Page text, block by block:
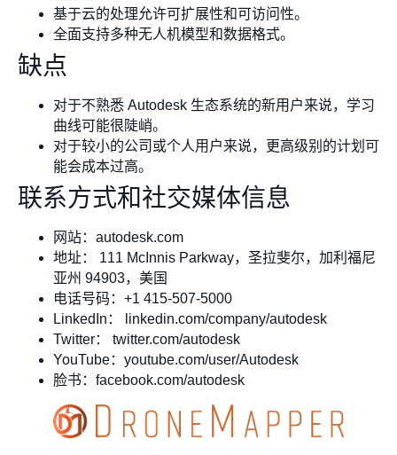
基于云的处理允许可扩展性和可访问性。
全面支持多种无人机模型和数据格式。
缺点
对于不熟悉 Autodesk 生态系统的新用户来说，学习
曲线可能很陡峭。
对于较小的公司或个人用户来说，更高级别的计划可
能会成本过高。
联系方式和社交媒体信息
网站：autodesk.com
地址： 111 McInnis Parkway，圣拉斐尔，加利福尼
亚州 94903，美国
电话号码：+1 415-507-5000
LinkedIn： linkedin.com/company/autodesk
Twitter： twitter.com/autodesk
YouTube：youtube.com/user/Autodesk
脸书：facebook.com/autodesk